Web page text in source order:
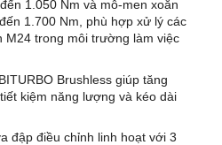
1.050 Nm và mô-men xoắn
1.700 Nm, phù hợp xử lý các
M24 trong môi trường làm việc
Brushless giúp tăng
kiệm năng lượng và kéo dài
đập điều chỉnh linh hoạt với 3